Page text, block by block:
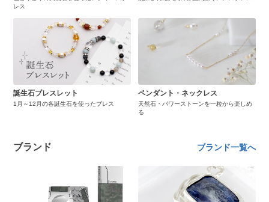
レス
誕生石ブレスレット
1月～12月の各誕生石を使ったブレス
ペンダント・ネックレス
天然石・パワーストーンを一粒から楽しめ
る
ブランド ブランド一覧へ